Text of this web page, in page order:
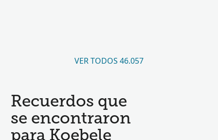
VER TODOS 46.057
Recuerdos que
se encontraron
para Koebele